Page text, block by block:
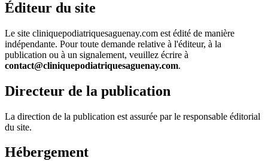
Éditeur du site
Le site cliniquepodiatriquesaguenay.com est édité de manière
indépendante. Pour toute demande relative à l'éditeur, à la
publication ou à un signalement, veuillez écrire à
contact@cliniquepodiatriquesaguenay.com.
Directeur de la publication
La direction de la publication est assurée par le responsable éditorial
du site.
Hébergement